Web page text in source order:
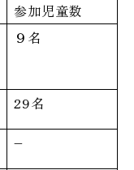
参加児童数
９名
29名
–